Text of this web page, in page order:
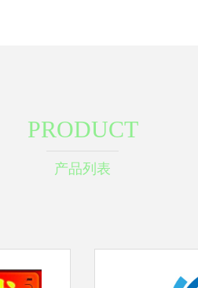
PRODUCT
产品列表